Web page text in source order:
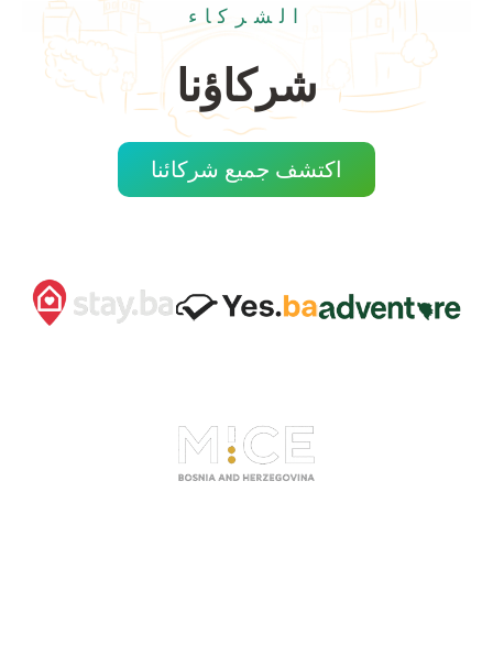
الشركاء
شركاؤنا
اكتشف جميع شركائنا